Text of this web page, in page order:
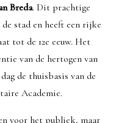
Breda. Dit prachtige
stad en heeft een rijke
tot de 12e eeuw. Het
van de hertogen van
de thuisbasis van de
Academie.
voor het publiek, maar